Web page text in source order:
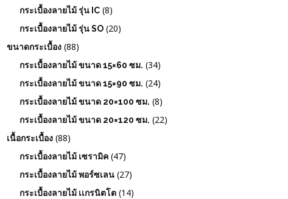
กระเบื้องลายไม้ รุ่น IC (8)
กระเบื้องลายไม้ รุ่น SO (20)
ขนาดกระเบื้อง (88)
กระเบื้องลายไม้ ขนาด 15×60 ซม. (34)
กระเบื้องลายไม้ ขนาด 15×90 ซม. (24)
กระเบื้องลายไม้ ขนาด 20×100 ซม. (8)
กระเบื้องลายไม้ ขนาด 20×120 ซม. (22)
เนื้อกระเบื้อง (88)
กระเบื้องลายไม้ เซรามิค (47)
กระเบื้องลายไม้ พอร์ซเลน (27)
กระเบื้องลายไม้ เเกรนิตโต (14)